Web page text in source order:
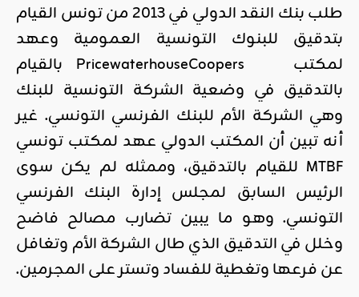
طلب بنك النقد الدولي في 2013 من تونس القيام
بتدقيق للبنوك التونسية العمومية وعهد
لمكتب PricewaterhouseCoopers بالقيام
بالتدقيق في وضعية الشركة التونسية للبنك
وهي الشركة الأم للبنك الفرنسي التونسي. غير
أنه تبين أن المكتب الدولي عهد لمكتب تونسي
MTBF للقيام بالتدقيق، وممثله لم يكن سوى
الرئيس السابق لمجلس إدارة البنك الفرنسي
التونسي. وهو ما يبين تضارب مصالح فاضح
وخلل في التدقيق الذي طال الشركة الأم وتغافل
عن فرعها وتغطية للفساد وتستر على المجرمين.